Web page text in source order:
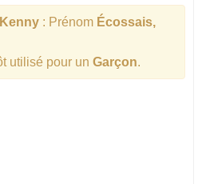
Kenny : Prénom Écossais,
utilisé pour un Garçon.